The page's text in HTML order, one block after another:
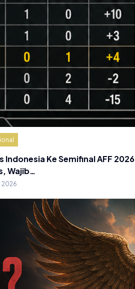
Indonesia Ke Semifinal AFF 2026
Wajib…
2026